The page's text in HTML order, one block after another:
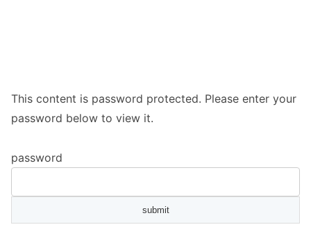
This content is password protected. Please enter your
password below to view it.
password